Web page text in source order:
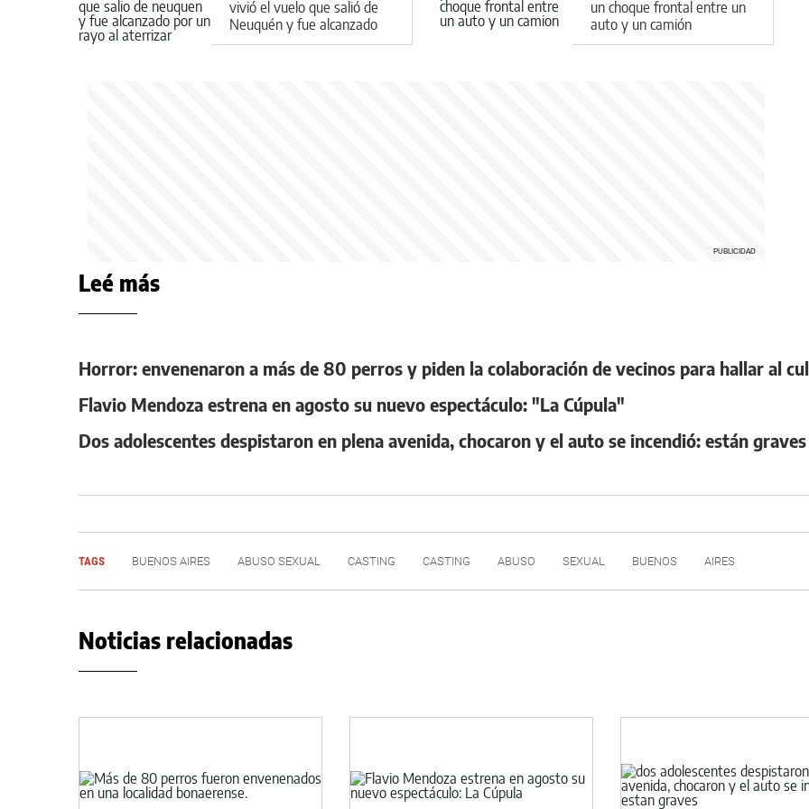
vivió el vuelo que salió de
Neuquén y fue alcanzado
por un rayo al aterrizar
un choque frontal entre un
auto y un camión
Leé más
Horror: envenenaron a más de 80 perros y piden la colaboración de vecinos para hallar al
Flavio Mendoza estrena en agosto su nuevo espectáculo: "La Cúpula"
Dos adolescentes despistaron en plena avenida, chocaron y el auto se incendió: están graves
TAGS BUENOS AIRES ABUSO SEXUAL CASTING CASTING ABUSO SEXUAL BUENOS AIRES
Noticias relacionadas